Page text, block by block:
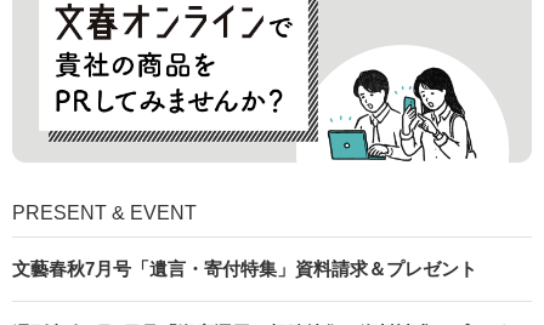
PRESENT & EVENT
文藝春秋7月号「遺言・寄付特集」資料請求＆プレゼント